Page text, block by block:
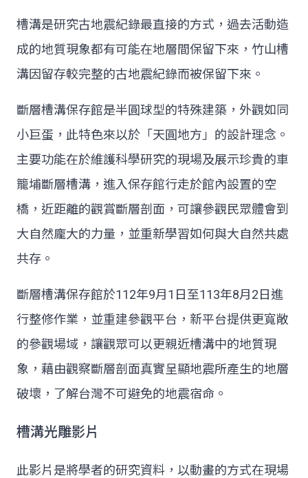
槽溝是研究古地震紀錄最直接的方式，過去活動造
成的地質現象都有可能在地層間保留下來，竹山槽
溝因留存較完整的古地震紀錄而被保留下來。
斷層槽溝保存館是半圓球型的特殊建築，外觀如同
小巨蛋，此特色來以於「天圓地方」的設計理念。
主要功能在於維護科學研究的現場及展示珍貴的車
籠埔斷層槽溝，進入保存館行走於館內設置的空
橋，近距離的觀賞斷層剖面，可讓參觀民眾體會到
大自然龐大的力量，並重新學習如何與大自然共處
共存。
斷層槽溝保存館於112年9月1日至113年8月2日進
行整修作業，並重建參觀平台，新平台提供更寬敞
的參觀場域，讓觀眾可以更親近槽溝中的地質現
象，藉由觀察斷層剖面真實呈顯地震所產生的地層
破壞，了解台灣不可避免的地震宿命。
槽溝光雕影片
此影片是將學者的研究資料，以動畫的方式在現場